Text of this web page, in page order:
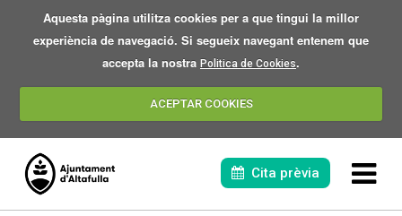
Aquesta pàgina utilitza cookies per a que tingui la millor
experiència de navegació. Si segueix navegant entenem que
accepta la nostra Politica de Cookies.
ACEPTAR COOKIES
Cita prèvia